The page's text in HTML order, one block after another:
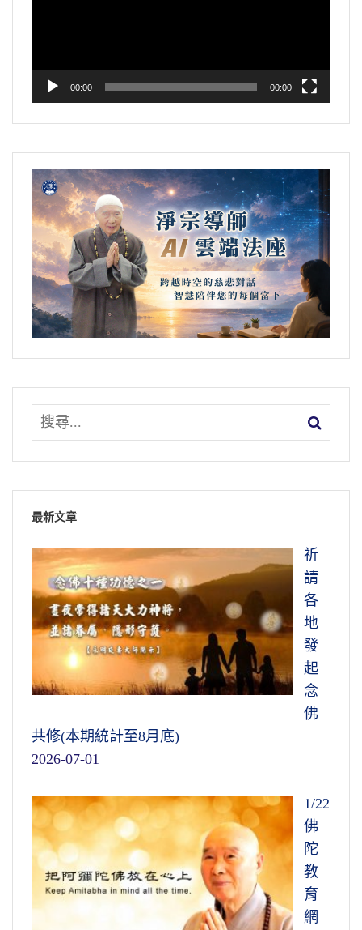
00:00 00:00
最新文章
祈
請
各
地
發
起
念
佛
共修(本期統計至8月底)
2026-07-01
1/22
佛
陀
教
育
網